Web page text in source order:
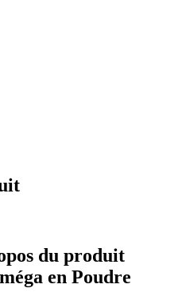
du produit
en Poudre